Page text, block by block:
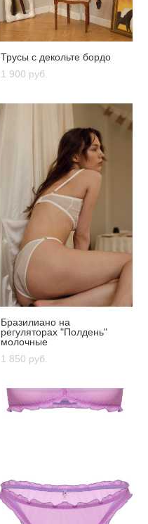
Трусы с декольте бордо
1 900 pуб.
Бразилиано на
регуляторах "Полдень"
молочные
1 850 pуб.